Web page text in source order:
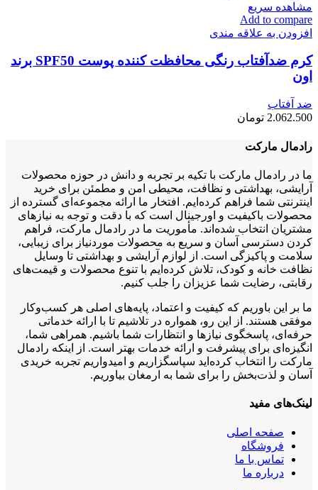
مشاهده سریع
Add to compare
افزودن به علاقه مندی
کرم ضدآفتاب رنگی محافظت کننده پوست SPF50 برند
اون
ضد آفتاب
2.062.500 تومان
رادمال مارکت
ما در رادمال مارکت با تکیه بر تجربه و دانش در حوزه محصولات
آرایشی، بهداشتی و نظافت، محیطی امن و مطمئن برای خرید
اینترنتی شما فراهم کرده‌ایم. افتخار ما ارائه مجموعه‌ای گسترده از
محصولات باکیفیت و اورجینال است که با دقت و توجه به نیازهای
مشتریان انتخاب شده‌اند. مأموریت ما در رادمال مارکت، فراهم
کردن دسترسی آسان و سریع به محصولات موردنیاز برای زیبایی،
سلامت و پاکیزگی است. از لوازم آرایشی و بهداشتی تا وسایل
نظافت خانه و کودک، تلاش کرده‌ایم با تنوع محصولات و قیمت‌های
رقابتی، رضایت شما عزیزان را جلب کنیم.
ما بر این باوریم که کیفیت و اعتماد، پایه‌های اصلی هر کسب‌وکار
موفقی هستند. از این رو، همواره در تلاشیم تا با ارائه خدماتی
حرفه‌ای، پاسخگوی نیازها و انتظارات شما باشیم. همراهی شما،
انگیزه‌ای برای پیشرفت و ارائه خدمات بهتر است. از اینکه رادمال
مارکت را انتخاب کرده‌اید سپاسگزاریم و امیدواریم تجربه خریدی
آسان و لذت‌بخش را برای شما به ارمغان بیاوریم.
لینک‌های مفید
صفحه اصلی
فروشگاه
تماس با ما
درباره ما